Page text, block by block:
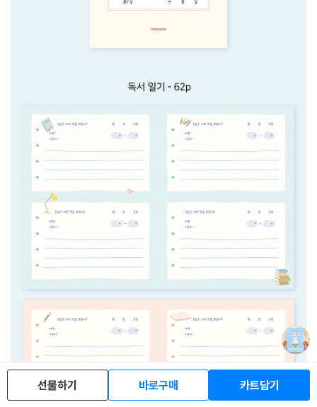
선물하기 바로구매 카트담기